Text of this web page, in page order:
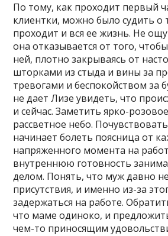
По тому, как проходит первый
клиентки, можно было судить о
проходит и вся ее жизнь. Не
она отказывается от того,
ней, плотно закрываясь от
шторками из стыда и вины за
тревогами и беспокойством за
не дает Лизе увидеть, что
и сейчас. Заметить ярко-
рассветное небо.
начинает болеть поясница от
напряженного момента на
внутреннюю готовность
делом. Понять, что муж давно
присутствия, и именно из-за
задержаться на работе.
что маме одиноко, и
чем-то приносящим